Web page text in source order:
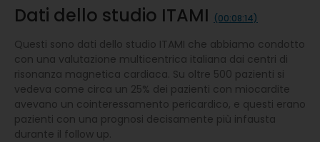
Dati dello studio ITAMI (00:08:14)
Questi sono dati dello studio ITAMI che abbiamo condotto
con una valutazione multicentrica italiana dai centri di
risonanza magnetica cardiaca. Su oltre 500 pazienti si
vedeva come circa un 25% dei pazienti con miocardite
avevano un cointeressamento pericardico, e questi erano
pazienti con una prognosi decisamente più infausta
durante il follow up.